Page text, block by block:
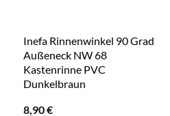
Inefa Rinnenwinkel 90 Grad
Außeneck NW 68
Kastenrinne PVC
Dunkelbraun
8,90€